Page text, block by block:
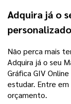
Adquira já o
Não perca mais
Adquira já o seu
Gráfica GIV
estudar. Entre
orçamento.